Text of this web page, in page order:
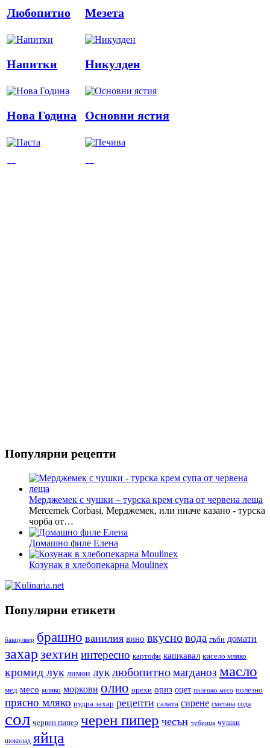
Любопитно Мезета
Напитки Никулден
Нова Година Основни ястия
Паста Печива
Популярни рецепти
Мерджемек с чушки – турска крем супа от червена леща
Mercemek Corbasi, Мерджемек, или иначе казано - турска
чорба от…
Домашно филе Елена
Козунак в хлебопекарна Moulinex
Популярни етикети
бакпулвер брашно ванилия вино вкусновода гъби домати
захар зехтининтересно картофи кашкавал кисело мляко
кромид лук лимон луклюбопитномагданоз масло
мед месо мляко моркови олио орехи ориз оцет пилешко месо полезно
прясно мляко пудра захар рецепти салата сирене сметана сода
сол червен пипер черен пипер чесън чубрица чушки
шоколад яйца